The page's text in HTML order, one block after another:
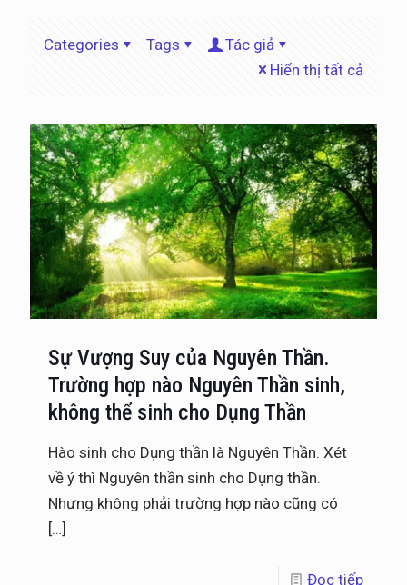
Categories Tags
Tác giả
Hiển thị tất cả
Sự Vượng Suy của Nguyên Thần.
Trường hợp nào Nguyên Thần sinh,
không thể sinh cho Dụng Thần
Hào sinh cho Dụng thần là Nguyên Thần. Xét
về ý thì Nguyên thần sinh cho Dụng thần.
Nhưng không phải trường hợp nào cũng có
[…]
Đọc tiếp